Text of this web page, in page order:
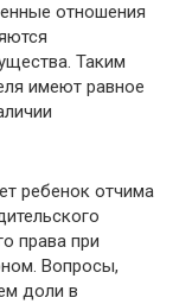
отношения
Таким
имеют равное
ребенок отчима
права при
Вопросы,
доли в